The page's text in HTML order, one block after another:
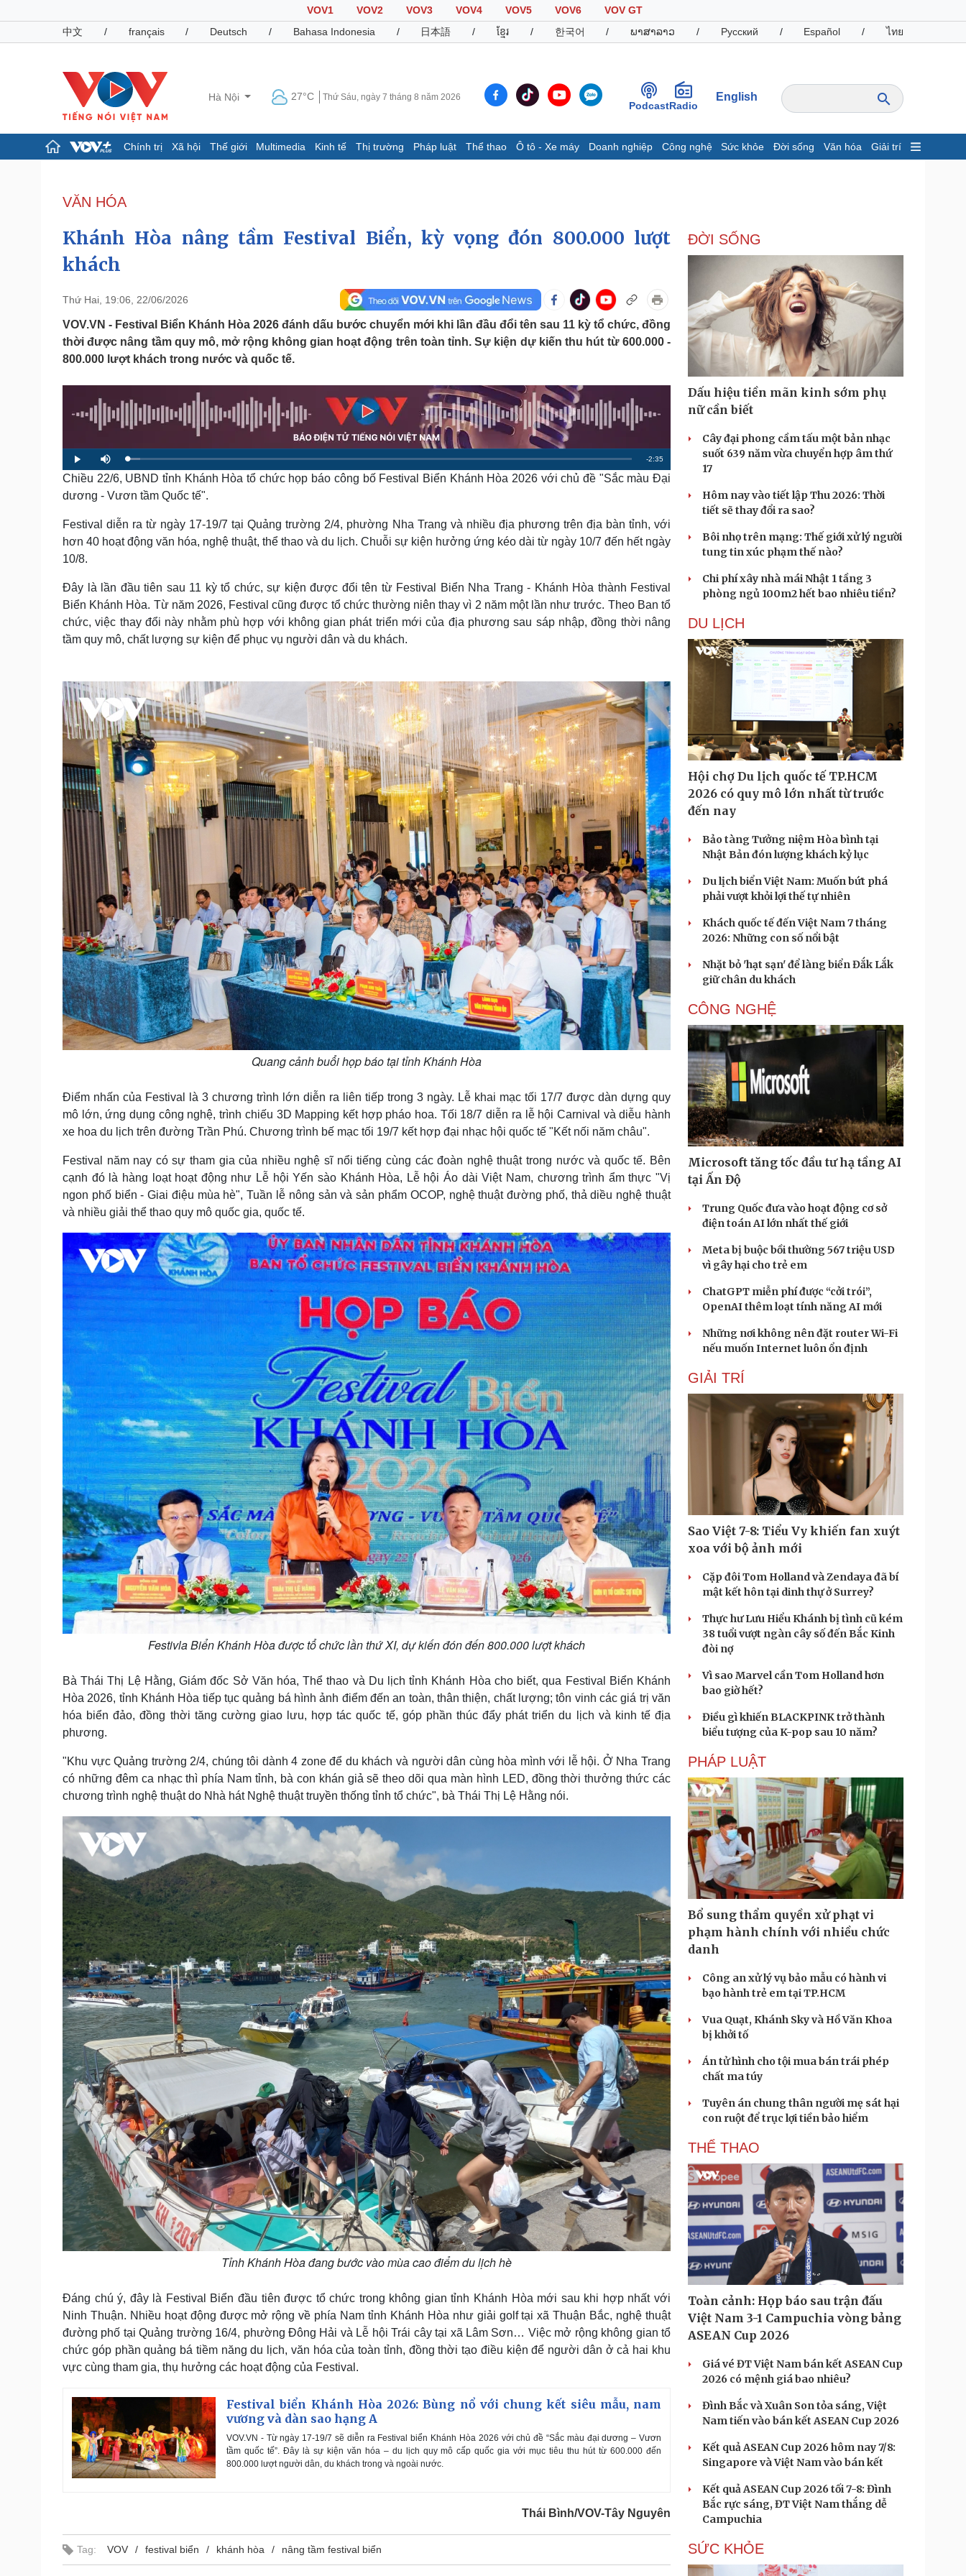
VOV1 VOV2 VOV3 VOV4 VOV5 VOV6
VOV GT
中文
/ français / Deutsch / Bahasa Indonesia / 日本語 / ខ្មែរ / 한국어 / ພາສາລາວ / Русский / Español / ไทย
Hà Nội 27°C Thứ Sáu, ngày 7 tháng 8 năm 2026
PodcastRadio
English
Chính trị Xã hội Thế giới Multimedia Kinh tế Thị trường Pháp luật Thể thao Ô tô - Xe máy Doanh nghiệp Công nghệ Sức khỏe Đời sống Văn hóa Giải trí
Đảng
Tổ chức nhân sự
Nhận diện sự thật
Dấu ấn VOV
Infographic
Giá cà phê
Pháp luật
Tin nóng
Tư vấn luật
Việt Nam
Phân tích
Thể thao
Lịch thi đấu bóng đá
Thế giới thể thao
Ô tô - Xe máy
Xe máy
Tư vấn
Doanh nghiệp
Thông tin doanh nghiệp
Doanh nghiệp 24h
Doanh nhân
Vì cộng đồng
Công nghệ
Sành điệu
Tin Công nghệ
Trải nghiệm
Chuyển đổi số
Sức khỏe
Dinh dưỡng - món ngon
Cây thuốc
Sản phụ khoa
Nhi khoa
Nam khoa
Làm đẹp - giảm cân
Ăn sạch sống khỏe
Đời sống
Nhà đẹp
Tình yêu - Gia đình
Văn hóa
Sân khấu - Điện ảnh
Văn học
Âm nhạc
Giải trí
Nghệ sĩ
Thời trang
Sao Việt
Tư vấn
check-in
Podcast
Đọc truyện đêm khuya
Cửa sổ tình yêu
VĂN HÓA
Khánh Hòa nâng tầm Festival Biển, kỳ vọng đón 800.000 lượt
khách
Thứ Hai, 19:06, 22/06/2026
VOV.VN - Festival Biển Khánh Hòa 2026 đánh dấu bước chuyển mới khi lần đầu đổi tên sau 11 kỳ tổ chức, đồng
thời được nâng tầm quy mô, mở rộng không gian hoạt động trên toàn tỉnh. Sự kiện dự kiến thu hút từ 600.000 -
800.000 lượt khách trong nước và quốc tế.
P
l
a
y
M
u
t
e
L
o
a
d
6
%
R
e
a
i
i
n
m
-2:35
Chiều 22/6, UBND tỉnh Khánh Hòa tổ chức họp báo công bố Festival Biển Khánh Hòa 2026 với chủ đề "Sắc màu Đại
dương - Vươn tầm Quốc tế".
Festival diễn ra từ ngày 17-19/7 tại Quảng trường 2/4, phường Nha Trang và nhiều địa phương trên địa bàn tỉnh, với
hơn 40 hoạt động văn hóa, nghệ thuật, thể thao và du lịch. Chuỗi sự kiện hưởng ứng kéo dài từ ngày 10/7 đến hết ngày
10/8.
Đây là lần đầu tiên sau 11 kỳ tổ chức, sự kiện được đổi tên từ Festival Biển Nha Trang - Khánh Hòa thành Festival
Biển Khánh Hòa. Từ năm 2026, Festival cũng được tổ chức thường niên thay vì 2 năm một lần như trước. Theo Ban tổ
chức, việc thay đổi này nhằm phù hợp với không gian phát triển mới của địa phương sau sáp nhập, đồng thời nâng
tầm quy mô, chất lượng sự kiện để phục vụ người dân và du khách.
Quang cảnh buổi họp báo tại tỉnh Khánh Hòa
Điểm nhấn của Festival là 3 chương trình lớn diễn ra liên tiếp trong 3 ngày. Lễ khai mạc tối 17/7 được dàn dựng quy
mô lớn, ứng dụng công nghệ, trình chiếu 3D Mapping kết hợp pháo hoa. Tối 18/7 diễn ra lễ hội Carnival và diễu hành
xe hoa du lịch trên đường Trần Phú. Chương trình bế mạc tối 19/7 kết hợp đại nhạc hội quốc tế "Kết nối năm châu".
Festival năm nay có sự tham gia của nhiều nghệ sĩ nổi tiếng cùng các đoàn nghệ thuật trong nước và quốc tế. Bên
cạnh đó là hàng loạt hoạt động như Lễ hội Yến sào Khánh Hòa, Lễ hội Áo dài Việt Nam, chương trình ẩm thực "Vị
ngon phố biển - Giai điệu mùa hè", Tuần lễ nông sản và sản phẩm OCOP, nghệ thuật đường phố, thả diều nghệ thuật
và nhiều giải thể thao quy mô quốc gia, quốc tế.
Festivla Biển Khánh Hòa được tổ chức lần thứ XI, dự kiến đón đến 800.000 lượt khách
Bà Thái Thị Lệ Hằng, Giám đốc Sở Văn hóa, Thể thao và Du lịch tỉnh Khánh Hòa cho biết, qua Festival Biển Khánh
Hòa 2026, tỉnh Khánh Hòa tiếp tục quảng bá hình ảnh điểm đến an toàn, thân thiện, chất lượng; tôn vinh các giá trị văn
hóa biển đảo, đồng thời tăng cường giao lưu, hợp tác quốc tế, góp phần thúc đẩy phát triển du lịch và kinh tế địa
phương.
"Khu vực Quảng trường 2/4, chúng tôi dành 4 zone để du khách và người dân cùng hòa mình với lễ hội. Ở Nha Trang
có những đêm ca nhạc thì phía Nam tỉnh, bà con khán giả sẽ theo dõi qua màn hình LED, đồng thời thưởng thức các
chương trình nghệ thuật do Nhà hát Nghệ thuật truyền thống tỉnh tổ chức", bà Thái Thị Lệ Hằng nói.
Tỉnh Khánh Hòa đang bước vào mùa cao điểm du lịch hè
Đáng chú ý, đây là Festival Biển đầu tiên được tổ chức trong không gian tỉnh Khánh Hòa mới sau khi hợp nhất với
Ninh Thuận. Nhiều hoạt động được mở rộng về phía Nam tỉnh Khánh Hòa như giải golf tại xã Thuận Bắc, nghệ thuật
đường phố tại Quảng trường 16/4, phường Đông Hải và Lễ hội Trái cây tại xã Lâm Sơn… Việc mở rộng không gian tổ
chức góp phần quảng bá tiềm năng du lịch, văn hóa của toàn tỉnh, đồng thời tạo điều kiện để người dân ở cả hai khu
vực cùng tham gia, thụ hưởng các hoạt động của Festival.
Festival biển Khánh Hòa 2026: Bùng nổ với chung kết siêu mẫu, nam
vương và dàn sao hạng A
VOV.VN - Từ ngày 17-19/7 sẽ diễn ra Festival biển Khánh Hòa 2026 với chủ đề “Sắc màu đại dương – Vươn
tầm quốc tế”. Đây là sự kiện văn hóa – du lịch quy mô cấp quốc gia với mục tiêu thu hút từ 600.000 đến
800.000 lượt người dân, du khách trong và ngoài nước.
Thái Bình/VOV-Tây Nguyên
Tag: VOV festival biển khánh hòa nâng tầm festival biển
ĐỜI SỐNG
Dấu hiệu tiền mãn kinh sớm phụ
nữ cần biết
Cây đại phong cầm tấu một bản nhạc
suốt 639 năm vừa chuyển hợp âm thứ
17
Hôm nay vào tiết lập Thu 2026: Thời
tiết sẽ thay đổi ra sao?
Bôi nhọ trên mạng: Thế giới xử lý người
tung tin xúc phạm thế nào?
Chi phí xây nhà mái Nhật 1 tầng 3
phòng ngủ 100m2 hết bao nhiêu tiền?
DU LỊCH
Hội chợ Du lịch quốc tế TP.HCM
2026 có quy mô lớn nhất từ trước
đến nay
Bảo tàng Tưởng niệm Hòa bình tại
Nhật Bản đón lượng khách kỷ lục
Du lịch biển Việt Nam: Muốn bứt phá
phải vượt khỏi lợi thế tự nhiên
Khách quốc tế đến Việt Nam 7 tháng
2026: Những con số nổi bật
Nhặt bỏ 'hạt sạn' để làng biển Đắk Lắk
giữ chân du khách
CÔNG NGHỆ
Microsoft tăng tốc đầu tư hạ tầng AI
tại Ấn Độ
Trung Quốc đưa vào hoạt động cơ sở
điện toán AI lớn nhất thế giới
Meta bị buộc bồi thường 567 triệu USD
vì gây hại cho trẻ em
ChatGPT miễn phí được “cởi trói”,
OpenAI thêm loạt tính năng AI mới
Những nơi không nên đặt router Wi-Fi
nếu muốn Internet luôn ổn định
GIẢI TRÍ
Sao Việt 7-8: Tiểu Vy khiến fan xuýt
xoa với bộ ảnh mới
Cặp đôi Tom Holland và Zendaya đã bí
mật kết hôn tại dinh thự ở Surrey?
Thực hư Lưu Hiểu Khánh bị tình cũ kém
38 tuổi vượt ngàn cây số đến Bắc Kinh
đòi nợ
Vì sao Marvel cần Tom Holland hơn
bao giờ hết?
Điều gì khiến BLACKPINK trở thành
biểu tượng của K-pop sau 10 năm?
PHÁP LUẬT
Bổ sung thẩm quyền xử phạt vi
phạm hành chính với nhiều chức
danh
Công an xử lý vụ bảo mẫu có hành vi
bạo hành trẻ em tại TP.HCM
Vua Quạt, Khánh Sky và Hồ Văn Khoa
bị khởi tố
Án tử hình cho tội mua bán trái phép
chất ma túy
Tuyên án chung thân người mẹ sát hại
con ruột để trục lợi tiền bảo hiểm
THỂ THAO
Toàn cảnh: Họp báo sau trận đấu
Việt Nam 3-1 Campuchia vòng bảng
ASEAN Cup 2026
Giá vé ĐT Việt Nam bán kết ASEAN Cup
2026 có mệnh giá bao nhiêu?
Đình Bắc và Xuân Son tỏa sáng, Việt
Nam tiến vào bán kết ASEAN Cup 2026
Kết quả ASEAN Cup 2026 hôm nay 7/8:
Singapore và Việt Nam vào bán kết
Kết quả ASEAN Cup 2026 tối 7-8: Đình
Bắc rực sáng, ĐT Việt Nam thắng dễ
Campuchia
SỨC KHỎE